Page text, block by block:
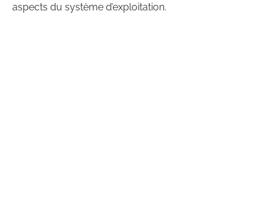
aspects du système d’exploitation.